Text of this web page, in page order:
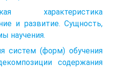
характеристика
и развитие. Сущность,
научения.
систем (форм) обучения
содержания